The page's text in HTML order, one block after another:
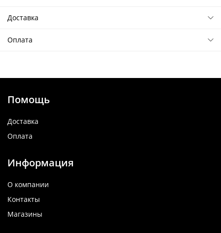
Доставка
Оплата
Помощь
Доставка
Оплата
Информация
О компании
Контакты
Магазины